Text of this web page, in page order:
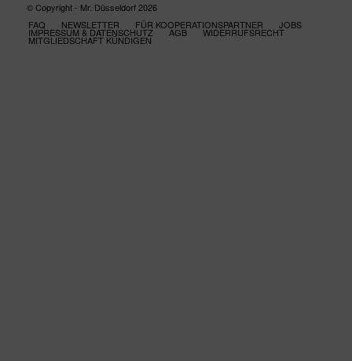
© Copyright - Mr. Düsseldorf 2026
FAQ
NEWSLETTER FÜR KOOPERATIONSPARTNER JOBS
IMPRESSUM & DATENSCHUTZ AGB WIDERRUFSRECHT
MITGLIEDSCHAFT KÜNDIGEN